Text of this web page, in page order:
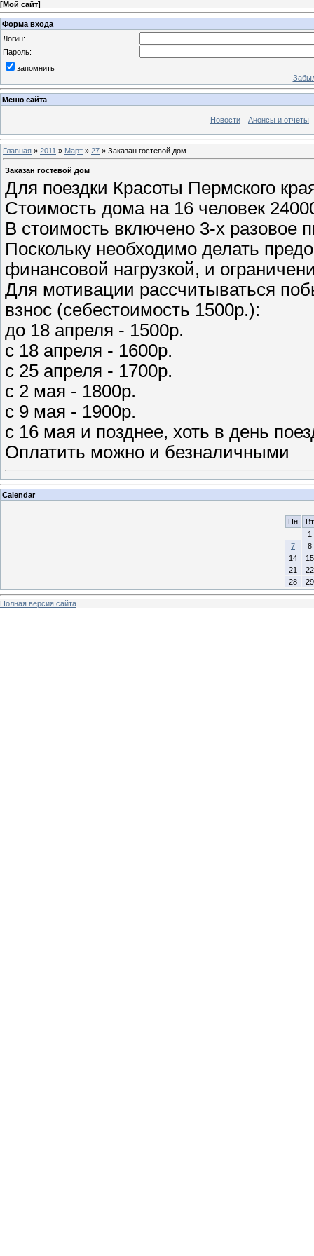
[Мой сайт]
Форма входа
Логин:
Пароль:
запомнить
Меню сайта
Новости Анонсы и отчеты
Главная » 2011 » Март » 27 » Заказан гостевой дом
Заказан гостевой дом
Для поездки Красоты Пермского
Стоимость дома на 16 человек
В стоимость включено 3-х разовое
Поскольку необходимо делать
финансовой нагрузкой, и
Для мотивации рассчитываться
взнос (себестоимость 1500р.):
до 18 апреля - 1500р.
с 18 апреля - 1600р.
с 25 апреля - 1700р.
с 2 мая - 1800р.
с 9 мая - 1900р.
с 16 мая и позднее, хоть в день
Оплатить можно и безналичными
Calendar
Пн
Вт
1
7
8
14
15
21
22
28
29
Полная версия сайта